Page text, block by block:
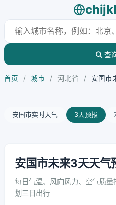
查
首页 / 城市 / 河北省 / 安国市
安国市实时天气 3天预报
安国市未来3天天气
每日气温、风向风力、空气质
划三日出行